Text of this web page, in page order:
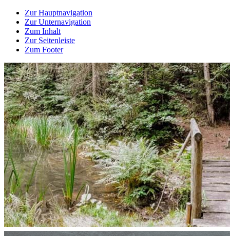
Zur Hauptnavigation
Zur Unternavigation
Zum Inhalt
Zur Seitenleiste
Zum Footer